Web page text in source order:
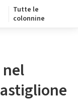
Tutte le
colonnine